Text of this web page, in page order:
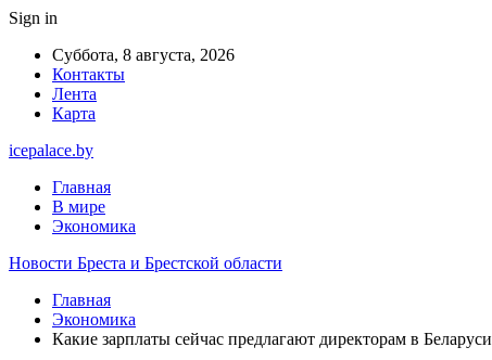
Sign in
Суббота, 8 августа, 2026
Контакты
Лента
Карта
icepalace.by
Главная
В мире
Экономика
Новости Бреста и Брестской области
Главная
Экономика
Какие зарплаты сейчас предлагают директорам в Беларуси